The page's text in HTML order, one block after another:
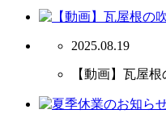
2025.08.19
【動画】瓦屋